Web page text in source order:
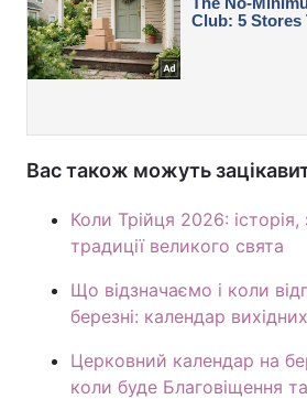
Вас також можуть
Коли Трійця 2026: історія,
традиції великого свята
Що відзначаємо і коли
березні: календар
Церковний календар на
коли буде Благовіщення